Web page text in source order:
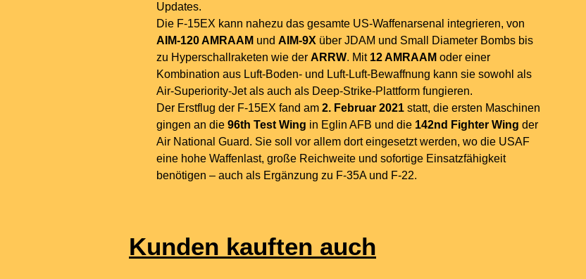
Updates.
Die F-15EX kann nahezu das gesamte US-Waffenarsenal integrieren, von
AIM-120 AMRAAM und AIM-9X über JDAM und Small Diameter Bombs bis
zu Hyperschallraketen wie der ARRW. Mit 12 AMRAAM oder einer
Kombination aus Luft-Boden- und Luft-Luft-Bewaffnung kann sie sowohl als
Air-Superiority-Jet als auch als Deep-Strike-Plattform fungieren.
Der Erstflug der F-15EX fand am 2. Februar 2021 statt, die ersten Maschinen
gingen an die 96th Test Wing in Eglin AFB und die 142nd Fighter Wing der
Air National Guard. Sie soll vor allem dort eingesetzt werden, wo die USAF
eine hohe Waffenlast, große Reichweite und sofortige Einsatzfähigkeit
benötigen – auch als Ergänzung zu F-35A und F-22.
Kunden kauften auch